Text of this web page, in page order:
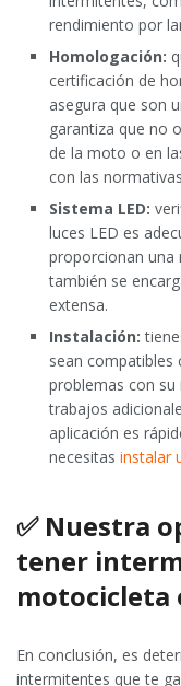
rendimiento por
Homologación:
certificación de
asegura que son
garantiza que no
de la moto o en
con las
Sistema LED:
luces LED es
proporcionan una
también se
extensa.
Instalación:
sean
problemas con su
trabajos
aplicación es
necesitas instalar
✅ Nuestra
tener
motocicleta
En conclusión, es
intermitentes que te